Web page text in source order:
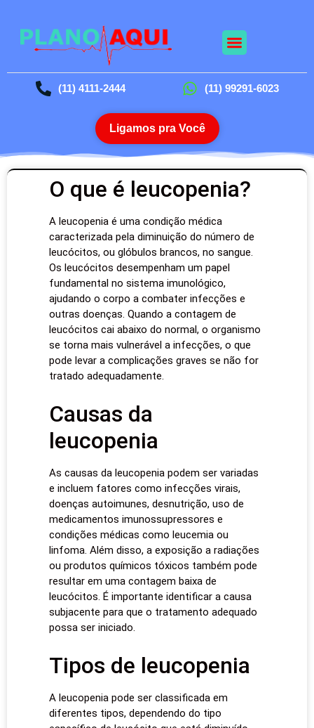
(11) 4111-2444 (11) 99291-6023
Ligamos pra Você
O que é leucopenia?
A leucopenia é uma condição médica
caracterizada pela diminuição do número de
leucócitos, ou glóbulos brancos, no sangue.
Os leucócitos desempenham um papel
fundamental no sistema imunológico,
ajudando o corpo a combater infecções e
outras doenças. Quando a contagem de
leucócitos cai abaixo do normal, o organismo
se torna mais vulnerável a infecções, o que
pode levar a complicações graves se não for
tratado adequadamente.
Causas da
leucopenia
As causas da leucopenia podem ser variadas
e incluem fatores como infecções virais,
doenças autoimunes, desnutrição, uso de
medicamentos imunossupressores e
condições médicas como leucemia ou
linfoma. Além disso, a exposição a radiações
ou produtos químicos tóxicos também pode
resultar em uma contagem baixa de
leucócitos. É importante identificar a causa
subjacente para que o tratamento adequado
possa ser iniciado.
Tipos de leucopenia
A leucopenia pode ser classificada em
diferentes tipos, dependendo do tipo